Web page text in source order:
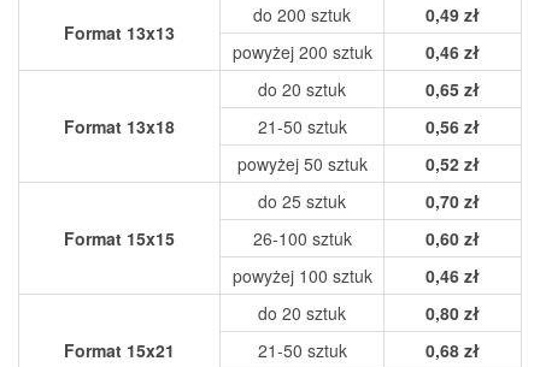
Format 13x13
do 200 sztuk
0,49 zł
powyżej 200 sztuk
0,46 zł
Format 13x18
do 20 sztuk
0,65 zł
21-50 sztuk
0,56 zł
powyżej 50 sztuk
0,52 zł
Format 15x15
do 25 sztuk
0,70 zł
26-100 sztuk
0,60 zł
powyżej 100 sztuk
0,46 zł
Format 15x21
do 20 sztuk
0,80 zł
21-50 sztuk
0,68 zł